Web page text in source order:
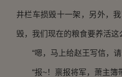
井栏车损毁十一架，另外，
毁，我们现在的粮食要养活这
“嗯，马上给赵王写信，请
“报~！禀报将军，萧主簿带